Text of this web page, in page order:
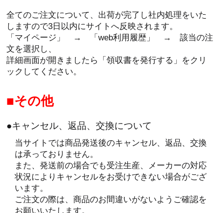
全てのご注文について、出荷が完了し社内処理をいた
しますので3日以内にサイトへ反映されます。
「マイページ」 → 「web利用履歴」 → 該当の注
文を選択し、
詳細画面が開きましたら「領収書を発行する」をクリ
ックしてください。
その他
●キャンセル、返品、交換について
当サイトでは商品発送後のキャンセル、返品、交換
は承っておりません。
また、発送前の場合でも受注生産、メーカーの対応
状況によりキャンセルをお受けできない場合がござ
います。
ご注文の際は、商品のお間違いがないようご確認を
お願いいたします。